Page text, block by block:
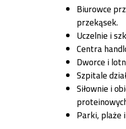
Biurowce
przekąsek.
Uczelnie i
Centra
Dworce i
Szpitale
Siłownie i
Parki, plaże